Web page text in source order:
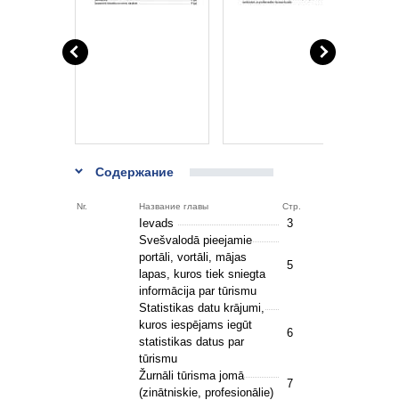
Содержание
Nr. Название главы Стр.
Ievads
3
Svešvalodā pieejamie
portāli, vortāli, mājas
lapas, kuros tiek sniegta
informācija par tūrismu
5
Statistikas datu krājumi,
kuros iespējams iegūt
statistikas datus par
tūrismu
6
Žurnāli tūrisma jomā
(zinātniskie, profesionālie)
7